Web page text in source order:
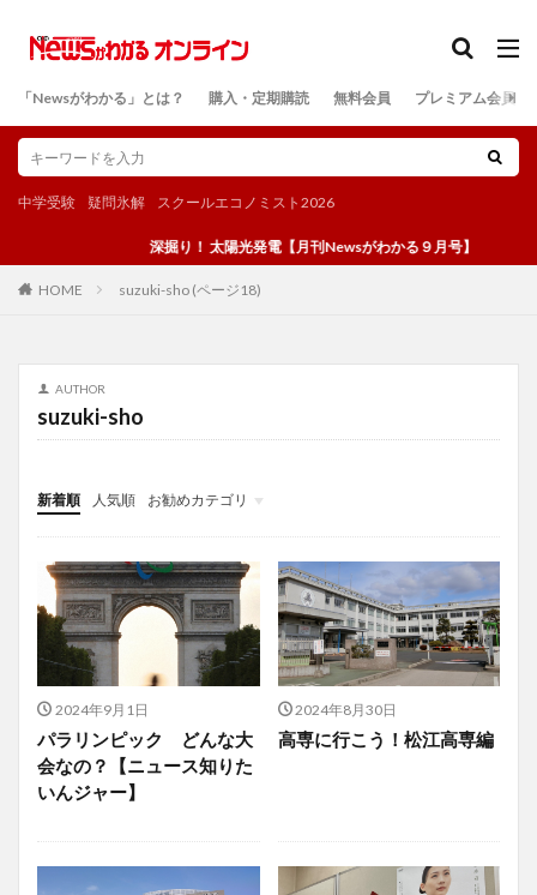
「Newsがわかる」とは？ 購入・定期購読 無料会員 プレミアム会員
中学受験 疑問氷解 スクールエコノミスト2026
深掘り！ 太陽光発電【月刊Newsがわかる９月号】
HOME suzuki-sho (ページ18)
AUTHOR
suzuki-sho
新着順 人気順
お勧めカテゴリ
投稿
学び
マンガ
電子書籍
2024年9月1日
パラリンピック どんな大
会なの？【ニュース知りた
いんジャー】
2024年8月30日
高専に行こう！松江高専編
検索